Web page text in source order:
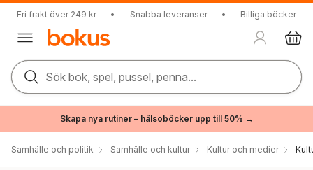
Fri frakt över 249 kr • Snabba leveranser • Billiga böcker
Sök bok, spel, pussel, penna...
Skapa nya rutiner – hälsoböcker upp till 50% →
Samhälle och politik Samhälle och kultur Kultur och medier